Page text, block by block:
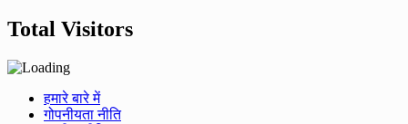
Total Visitors
हमारे बारे में
गोपनीयता नीति